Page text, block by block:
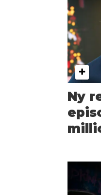
Ny